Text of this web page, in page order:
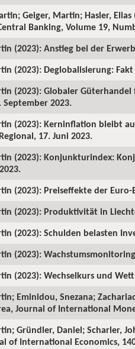
Geiger, Martin; Hasler,
Banking, Volume 19,
(2023): Anstieg bei der
(2023): Deglobalisierung:
(2023): Globaler
September 2023.
(2023): Kerninflation bleibt
17. Juni 2023.
(2023): Konjunkturindex:
(2023): Preiseffekte der
(2023): Produktivität in
(2023): Schulden belasten
(2023):
(2023): Wechselkurs und
Eminidou, Snezana;
Journal of International
Gründler, Daniel; Scharler,
of International Economics,